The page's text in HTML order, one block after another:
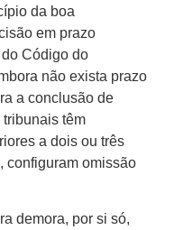
da boa
em prazo
Código do
não exista prazo
a conclusão de
têm
a dois ou três
configuram omissão
demora, por si só,